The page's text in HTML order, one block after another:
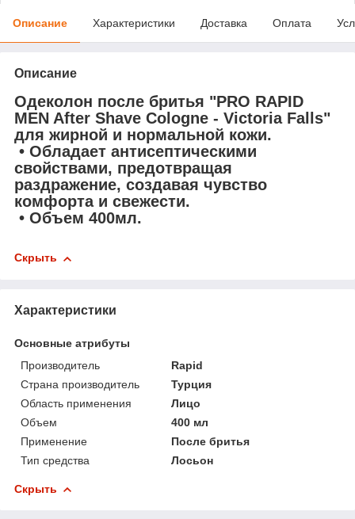
Описание Характеристики Доставка Оплата
Описание
Одеколон после бритья "PRO RAPID
MEN After Shave Cologne - Victoria Falls"
для жирной и нормальной кожи.
• Обладает антисептическими
свойствами, предотвращая
раздражение, создавая чувство
комфорта и свежести.
• Объем 400мл.
Скрыть
Характеристики
Основные атрибуты
Производитель
Rapid
Страна производитель
Турция
Область применения
Лицо
Объем
400 мл
Применение
После бритья
Тип средства
Лосьон
Скрыть